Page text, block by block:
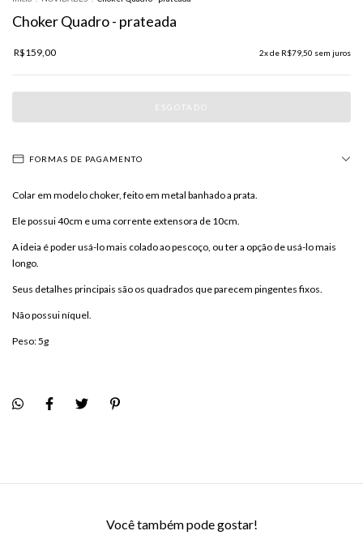
Choker Quadro - prateada
R$159,00 2x de R$79,50 sem juros
FORMAS DE PAGAMENTO
Colar em modelo choker, feito em metal banhado a prata.
Ele possui 40cm e uma corrente extensora de 10cm.
A ideia é poder usá-lo mais colado ao pescoço, ou ter a opção de usá-lo mais
longo.
Seus detalhes principais são os quadrados que parecem pingentes fixos.
Não possui níquel.
Peso: 5g
Você também pode gostar!